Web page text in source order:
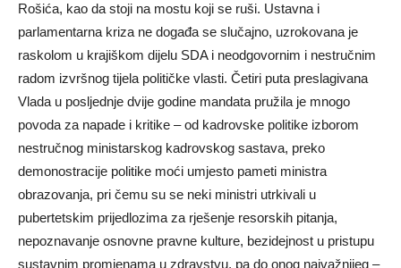
Rošića, kao da stoji na mostu koji se ruši. Ustavna i
parlamentarna kriza ne događa se slučajno, uzrokovana je
raskolom u krajiškom dijelu SDA i neodgovornim i nestručnim
radom izvršnog tijela političke vlasti. Četiri puta preslagivana
Vlada u posljednje dvije godine mandata pružila je mnogo
povoda za napade i kritike – od kadrovske politike izborom
nestručnog ministarskog kadrovskog sastava, preko
demonostracije politike moći umjesto pameti ministra
obrazovanja, pri čemu su se neki ministri utrkivali u
pubertetskim prijedlozima za rješenje resorskih pitanja,
nepoznavanje osnovne pravne kulture, bezidejnost u pristupu
sustavnim promjenama u zdravstvu, pa do onog najvažnijeg –